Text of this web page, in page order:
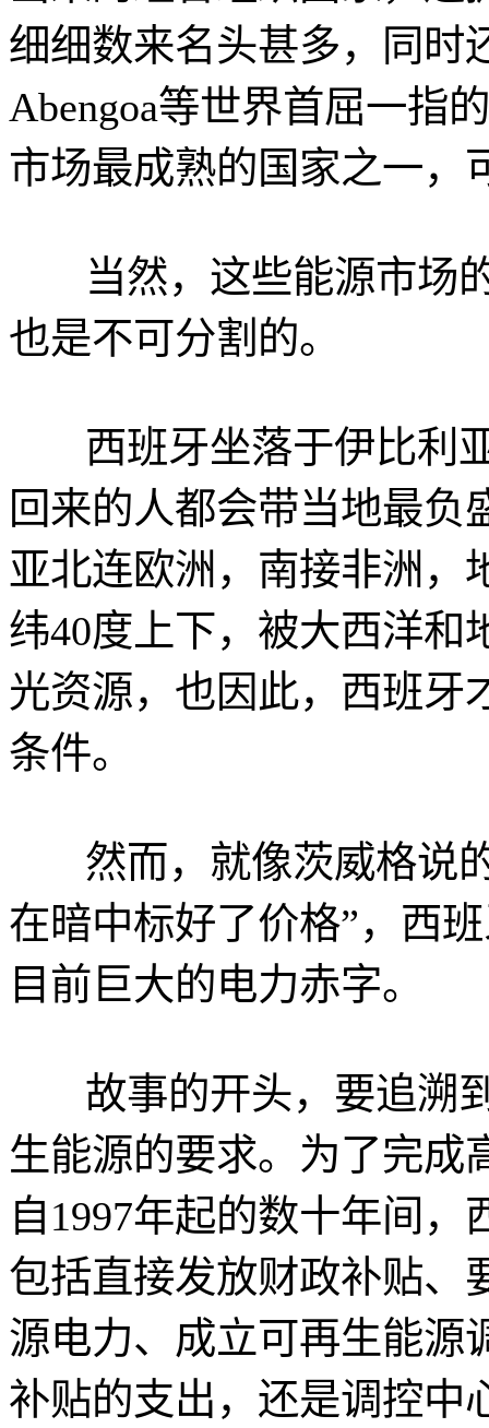
细细数来名头甚多，同时
Abengoa等世界首屈一指
市场最成熟的国家之一，
当然，这些能源市场的
也是不可分割的。
西班牙坐落于伊比利亚
回来的人都会带当地最负
亚北连欧洲，南接非洲，
纬40度上下，被大西洋和
光资源，也因此，西班牙
条件。
然而，就像茨威格说的
在暗中标好了价格”，西
目前巨大的电力赤字。
故事的开头，要追溯到
生能源的要求。为了完成
自1997年起的数十年间
包括直接发放财政补贴、
源电力、成立可再生能源
补贴的支出，还是调控